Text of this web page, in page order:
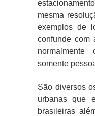
mesma
exemplos de
confunde com
normalmente
somente
São diversos
urbanas que
brasileiras